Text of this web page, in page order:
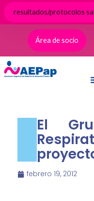
contenido
Área de socio
El
febrero 19, 2012